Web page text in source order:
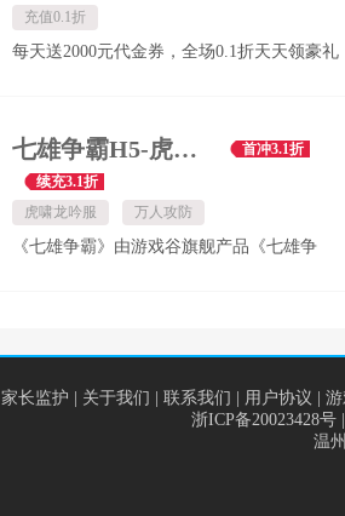
★【每日签到】每日签到必领幸运福袋，欧
气爆棚顶级神将充值卡白拿爽翻天 ★【开服
根本停不下来 ★【七日登录】连续登录七天
送不限时代金券，至高可领双倍648，福利满
满 ★【壕送万抽】冒
充值0.1折
每天送2000元代金券，全场0.1折天天领豪礼
七雄争霸H5-虎啸龙吟服
首冲3.1折
续充3.1折
虎啸龙吟服
万人攻防
《七雄争霸》由游戏谷旗舰产品《七雄争
DIY建设、名城争夺战等创新玩法，更有自
动建造、一键补兵、一键扫荡等便捷性操作
家长监护 关于我们 联系我们 用户协议
浙ICP备20023428号
温